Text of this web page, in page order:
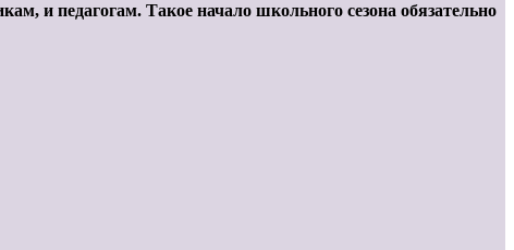
и педагогам. Такое начало школьного сезона обязательно